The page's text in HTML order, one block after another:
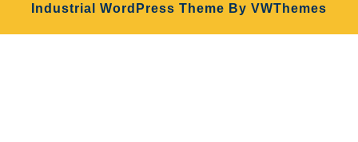
Industrial WordPress Theme By VWThemes